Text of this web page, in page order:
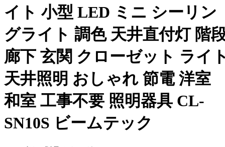
イト 小型 LED ミニ シーリン
グライト 調色 天井直付灯 階
廊下 玄関 クローゼット ライ
天井照明 おしゃれ 節電 洋室
和室 工事不要 照明器具 CL-
SN10S ビームテック